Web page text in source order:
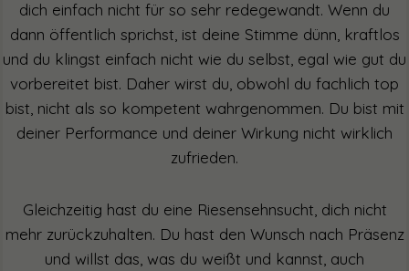
dich einfach nicht für so sehr redegewandt. Wenn du
dann öffentlich sprichst, ist deine Stimme dünn, kraftlos
und du klingst einfach nicht wie du selbst, egal wie gut du
vorbereitet bist. Daher wirst du, obwohl du fachlich top
bist, nicht als so kompetent wahrgenommen. Du bist mit
deiner Performance und deiner Wirkung nicht wirklich
zufrieden.
Gleichzeitig hast du eine Riesensehnsucht, dich nicht
mehr zurückzuhalten. Du hast den Wunsch nach Präsenz
und willst das, was du weißt und kannst, auch